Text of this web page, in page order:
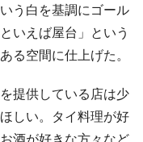
う白を基調にゴール
いえば屋台」という
る空間に仕上げた。
提供している店は少
しい。タイ料理が好
酒が好きな方々など